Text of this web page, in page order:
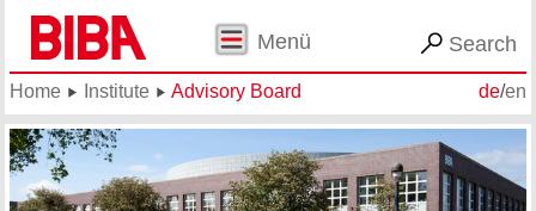
Menü Search
de/en
Home Institute Advisory Board